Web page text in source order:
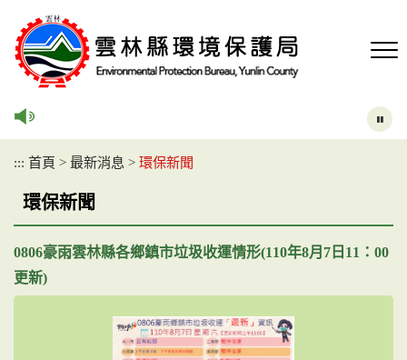
::: 首頁 > 最新消息 > 環保新聞
環保新聞
0806豪雨雲林縣各鄉鎮市垃圾收運情形(110年8月7日11：00
更新)